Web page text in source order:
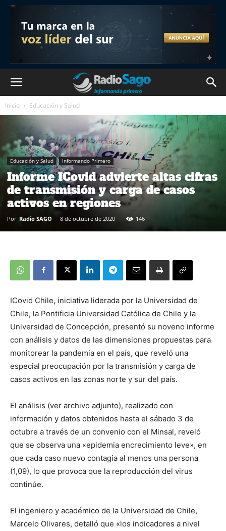
Inicio Educación y Salud
Educación y Salud Informando Primero
Informe ICovid advierte altas cifras
de transmisión y carga de casos
activos en regiones
Por Radio SAGO - 8 de octubre de 2020 146
ICovid Chile, iniciativa liderada por la Universidad de
Chile, la Pontificia Universidad Católica de Chile y la
Universidad de Concepción, presentó su noveno informe
con análisis y datos de las dimensiones propuestas para
monitorear la pandemia en el país, que reveló una
especial preocupación por la transmisión y carga de
casos activos en las zonas norte y sur del país.
El análisis (ver archivo adjunto), realizado con
información y datos obtenidos hasta el sábado 3 de
octubre a través de un convenio con el Minsal, reveló
que se observa una «epidemia encrecimiento leve», en
que cada caso nuevo contagia al menos una persona
(1,09), lo que provoca que la reproducción del virus
continúe.
El ingeniero y académico de la Universidad de Chile,
Marcelo Olivares, detalló que «los indicadores a nivel